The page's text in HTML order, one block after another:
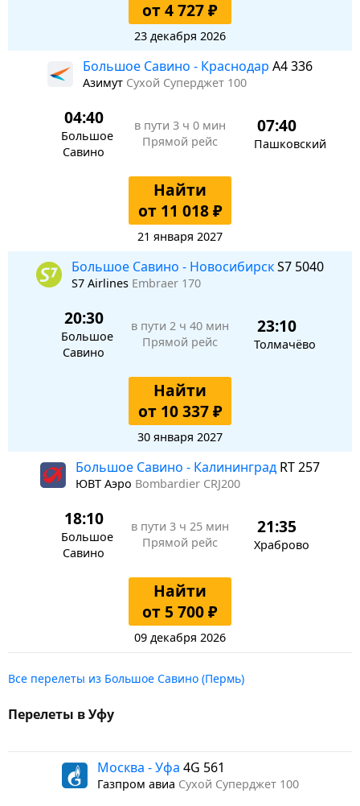
от 4 727 ₽
23 декабря 2026
Большое Савино - Краснодар A4 336
Азимут Сухой Суперджет 100
04:40
Большое
Савино
в пути 3 ч 0 мин
Прямой рейс
07:40
Пашковский
Найти
от 11 018 ₽
21 января 2027
Большое Савино - НовосибирскS7 5040
S7 Airlines Embraer 170
20:30
Большое
Савино
в пути 2 ч 40 мин
Прямой рейс
23:10
Толмачёво
Найти
от 10 337 ₽
30 января 2027
Большое Савино - Калининград RT 257
ЮВТ Аэро Bombardier CRJ200
18:10
Большое
Савино
в пути 3 ч 25 мин
Прямой рейс
21:35
Храброво
Найти
от 5 700 ₽
09 декабря 2026
Все перелеты из Большое Савино (Пермь)
Перелеты в Уфу
Москва - Уфа 4G 561
Газпром авиа Сухой Суперджет 100